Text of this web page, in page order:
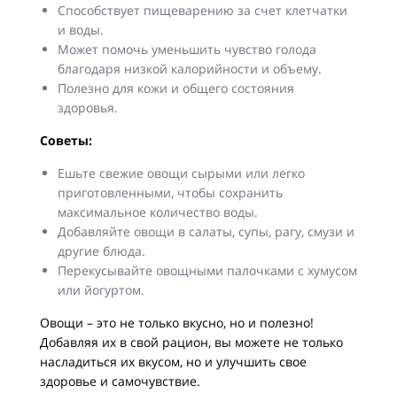
Способствует пищеварению за счет клетчатки
и воды.
Может помочь уменьшить чувство голода
благодаря низкой калорийности и объему.
Полезно для кожи и общего состояния
здоровья.
Советы:
Ешьте свежие овощи сырыми или легко
приготовленными, чтобы сохранить
максимальное количество воды.
Добавляйте овощи в салаты, супы, рагу, смузи и
другие блюда.
Перекусывайте овощными палочками с хумусом
или йогуртом.
Овощи – это не только вкусно, но и полезно!
Добавляя их в свой рацион, вы можете не только
насладиться их вкусом, но и улучшить свое
здоровье и самочувствие.